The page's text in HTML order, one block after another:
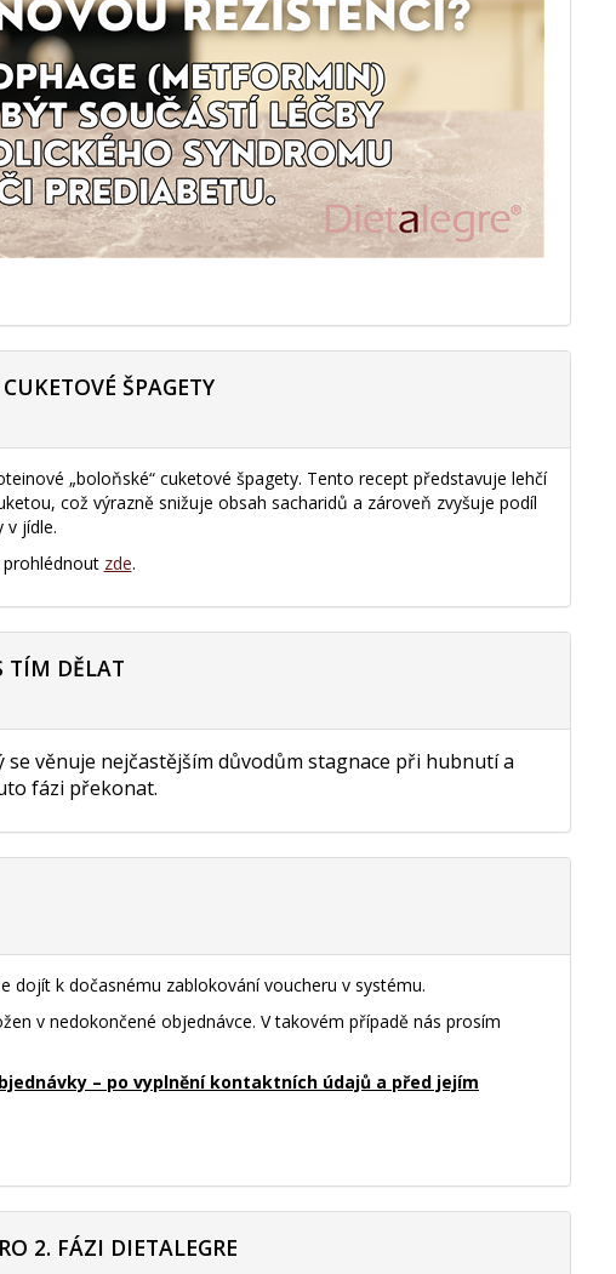
ŠPAGETY
„boloňské“ cuketové špagety. Tento recept představuje lehčí
což výrazně snižuje obsah sacharidů a zároveň zvyšuje podíl
v jídle.
zde.
TÍM DĚLAT
věnuje nejčastějším důvodům stagnace při hubnutí a
fázi překonat.
dojít k dočasnému zablokování voucheru v systému.
v nedokončené objednávce. V takovém případě nás prosím
– po vyplnění kontaktních údajů a před jejím
2. FÁZI DIETALEGRE